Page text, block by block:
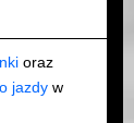
oraz
jazdy w